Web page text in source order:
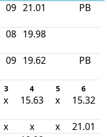
09 21.01 PB
08 19.98
09 19.62 PB
3 4 5 6
x 15.63 x 15.32
x x x 21.01